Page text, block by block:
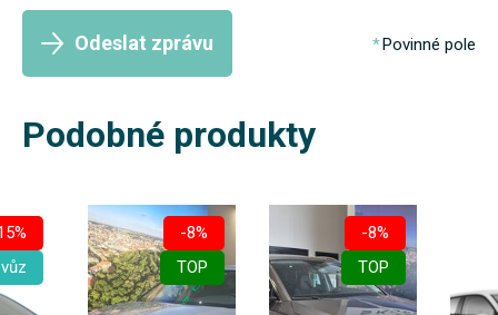
Odeslat zprávu Povinné pole
Podobné produkty
-8%
TOP
-8%
TOP